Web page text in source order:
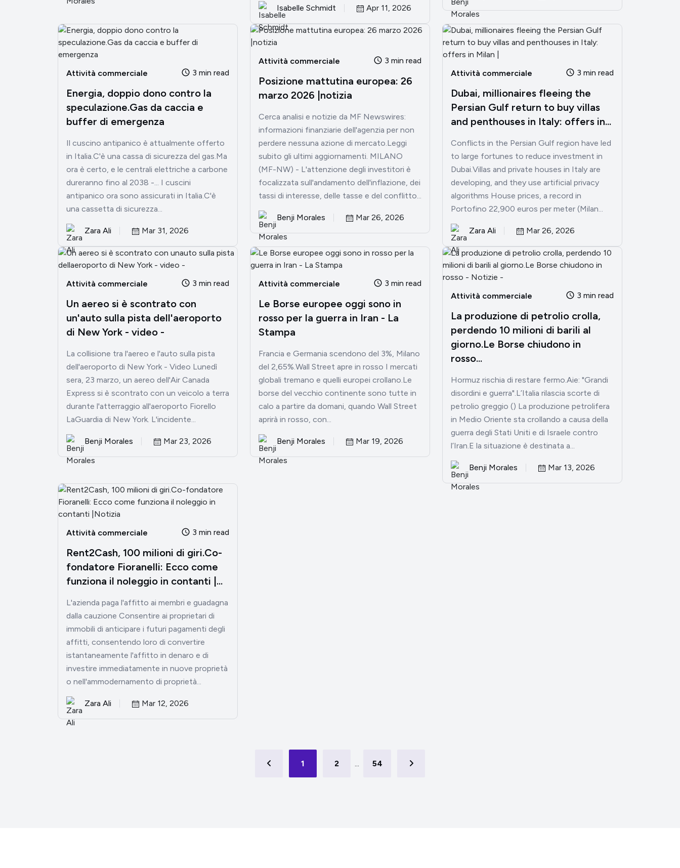
Isabelle Schmidt Apr 11, 2026
Attività commerciale 3 min read
Energia, doppio dono contro la
speculazione.Gas da caccia e
buffer di emergenza
Il cuscino antipanico è attualmente offerto
in Italia.C'è una cassa di sicurezza del gas.Ma
ora è certo, e le centrali elettriche a carbone
dureranno fino al 2038 -... I cuscini
antipanico ora sono assicurati in Italia.C'è
una cassetta di sicurezza...
Zara Ali Mar 31, 2026
Attività commerciale 3 min read
Posizione mattutina europea: 26
marzo 2026 |notizia
Cerca analisi e notizie da MF Newswires:
informazioni finanziarie dell'agenzia per non
perdere nessuna azione di mercato.Leggi
subito gli ultimi aggiornamenti. MILANO
(MF-NW) - L'attenzione degli investitori è
focalizzata sull'andamento dell'inflazione, dei
tassi di interesse, delle tasse e del conflitto...
Benji Morales Mar 26, 2026
Attività commerciale 3 min read
Dubai, millionaires fleeing the
Persian Gulf return to buy villas
and penthouses in Italy: offers in...
Conflicts in the Persian Gulf region have led
to large fortunes to reduce investment in
Dubai.Villas and private houses in Italy are
developing, and they use artificial privacy
algorithms House prices, a record in
Portofino 22,900 euros per meter (Milan...
Zara Ali Mar 26, 2026
Attività commerciale 3 min read
Un aereo si è scontrato con
un'auto sulla pista dell'aeroporto
di New York - video -
La collisione tra l'aereo e l'auto sulla pista
dell'aeroporto di New York - Video Lunedì
sera, 23 marzo, un aereo dell'Air Canada
Express si è scontrato con un veicolo a terra
durante l'atterraggio all'aeroporto Fiorello
LaGuardia di New York. L'incidente...
Benji Morales Mar 23, 2026
Attività commerciale 3 min read
Le Borse europee oggi sono in
rosso per la guerra in Iran - La
Stampa
Francia e Germania scendono del 3%, Milano
del 2,65%.Wall Street apre in rosso I mercati
globali tremano e quelli europei crollano.Le
borse del vecchio continente sono tutte in
calo a partire da domani, quando Wall Street
aprirà in rosso, con...
Benji Morales Mar 19, 2026
Attività commerciale 3 min read
La produzione di petrolio crolla,
perdendo 10 milioni di barili al
giorno.Le Borse chiudono in
rosso...
Hormuz rischia di restare fermo.Aie: "Grandi
disordini e guerra".L’Italia rilascia scorte di
petrolio greggio () La produzione petrolifera
in Medio Oriente sta crollando a causa della
guerra degli Stati Uniti e di Israele contro
l’Iran.E la situazione è destinata a...
Benji Morales Mar 13, 2026
Attività commerciale 3 min read
Rent2Cash, 100 milioni di giri.Co-
fondatore Fioranelli: Ecco come
funziona il noleggio in contanti |...
L'azienda paga l'affitto ai membri e guadagna
dalla cauzione Consentire ai proprietari di
immobili di anticipare i futuri pagamenti degli
affitti, consentendo loro di convertire
istantaneamente l'affitto in denaro e di
investire immediatamente in nuove proprietà
o nell'ammodernamento di proprietà...
Zara Ali Mar 12, 2026
1 2 ... 54